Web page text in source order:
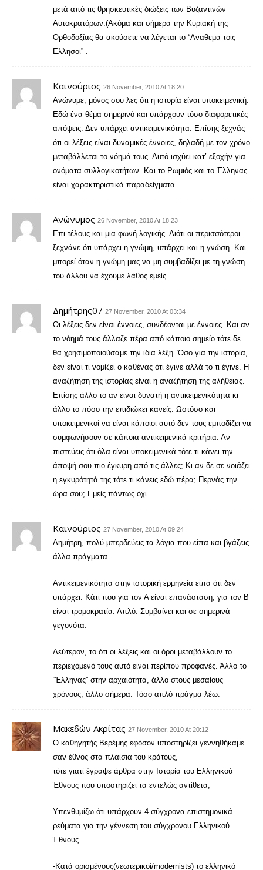
μετά από τις θρησκευτικές διώξεις των Βυζαντινών
Αυτοκρατόρων.(Ακόμα και σήμερα την Κυριακή της
Ορθοδοξίας θα ακούσετε να λέγεται το “Αναθεμα τοις
Ελλησοι” .
Καινούριος 26 November, 2010 At 18:20
Ανώνυμε, μόνος σου λες ότι η ιστορία είναι υποκειμενική.
Εδώ ένα θέμα σημερινό και υπάρχουν τόσο διαφορετικές
απόψεις. Δεν υπάρχει αντικειμενικότητα. Επίσης ξεχνάς
ότι οι λέξεις είναι δυναμικές έννοιες, δηλαδή με τον χρόνο
μεταβάλλεται το νόημά τους. Αυτό ισχύει κατ’ εξοχήν για
ονόματα συλλογικοτήτων. Και το Ρωμιός και το Έλληνας
είναι χαρακτηριστικά παραδείγματα.
Ανώνυμος 26 November, 2010 At 18:23
Επι τέλους και μια φωνή λογικής. Διότι οι περισσότεροι
ξεχνάνε ότι υπάρχει η γνώμη, υπάρχει και η γνώση. Και
μπορεί όταν η γνώμη μας να μη συμβαδίζει με τη γνώση
του άλλου να έχουμε λάθος εμείς.
Δημήτρης07 27 November, 2010 At 03:34
Οι λέξεις δεν είναι έννοιες, συνδέονται με έννοιες. Και αν
το νόημά τους άλλαζε πέρα από κάποιο σημείο τότε δε
θα χρησιμοποιούσαμε την ίδια λέξη. Όσο για την ιστορία,
δεν είναι τι νομίζει ο καθένας ότι έγινε αλλά το τι έγινε. Η
αναζήτηση της ιστορίας είναι η αναζήτηση της αλήθειας.
Επίσης άλλο το αν είναι δυνατή η αντικειμενικότητα κι
άλλο το πόσο την επιδιώκει κανείς. Ωστόσο και
υποκειμενικοί να είναι κάποιοι αυτό δεν τους εμποδίζει να
συμφωνήσουν σε κάποια αντικειμενικά κριτήρια. Αν
πιστεύεις ότι όλα είναι υποκειμενικά τότε τι κάνει την
άποψή σου πιο έγκυρη από τις άλλες; Κι αν δε σε νοιάζει
η εγκυρότητά της τότε τι κάνεις εδώ πέρα; Περνάς την
ώρα σου; Εμείς πάντως όχι.
Καινούριος 27 November, 2010 At 09:24
Δημήτρη, πολύ μπερδεύεις τα λόγια που είπα και βγάζεις
άλλα πράγματα.
Αντικειμενικότητα στην ιστορική ερμηνεία είπα ότι δεν
υπάρχει. Κάτι που για τον Α είναι επανάσταση, για τον Β
είναι τρομοκρατία. Απλό. Συμβαίνει και σε σημερινά
γεγονότα.
Δεύτερον, το ότι οι λέξεις και οι όροι μεταβάλλουν το
περιεχόμενό τους αυτό είναι περίπου προφανές. Άλλο το
“Έλληνας” στην αρχαιότητα, άλλο στους μεσαίους
χρόνους, άλλο σήμερα. Τόσο απλό πράγμα λέω.
Μακεδών Ακρίτας 27 November, 2010 At 20:12
Ο καθηγητής Βερέμης εφόσον υποστηρίζει γεννηθήκαμε
σαν έθνος στα πλαίσια του κράτους,
τότε γιατί έγραψε άρθρα στην Ιστορία του Ελληνικού
Έθνους που υποστηρίζει τα εντελώς αντίθετα;
Υπενθυμίζω ότι υπάρχουν 4 σύγχρονα επιστημονικά
ρεύματα για την γέννεση του σύγχρονου Ελληνικού
Έθνους
-Κατά ορισμένους(νεωτερικοί/modernists) το ελληνικό